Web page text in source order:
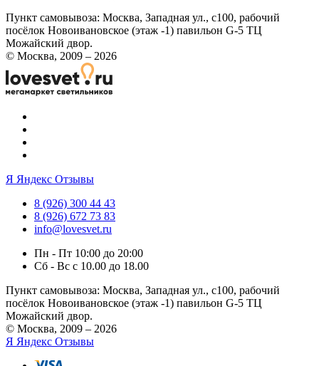
Пункт самовывоза: Москва, Западная ул., с100, рабочий
посёлок Новоивановское (этаж -1) павильон G-5 ТЦ
Можайский двор.
© Москва, 2009 – 2026
Я Яндекс Отзывы
8 (926) 300 44 43
8 (926) 672 73 83
info@lovesvet.ru
Пн - Пт 10:00 до 20:00
Сб - Вс с 10.00 до 18.00
Пункт самовывоза: Москва, Западная ул., с100, рабочий
посёлок Новоивановское (этаж -1) павильон G-5 ТЦ
Можайский двор.
© Москва, 2009 – 2026
Я Яндекс Отзывы